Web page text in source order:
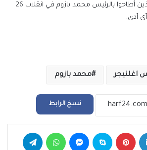
الجمعة، أن الجنرالات الذين أطاحوا بالرئيس محمد بازوم في انقلاب 26
أذى.
اغلنيجر محمد بازوم
نسخ الرابط
لينكدإن بينتيريست سكايب ماسنجر واتساب